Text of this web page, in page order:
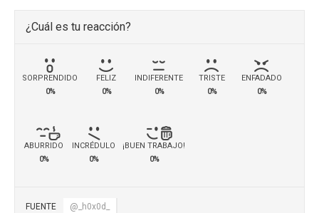
¿Cuál es tu reacción?
SORPRENDIDO
0%
FELIZ
0%
INDIFERENTE
0%
TRISTE
0%
ENFADADO
0%
ABURRIDO
0%
INCRÉDULO
0%
¡BUEN TRABAJO!
0%
FUENTE @_h0x0d_